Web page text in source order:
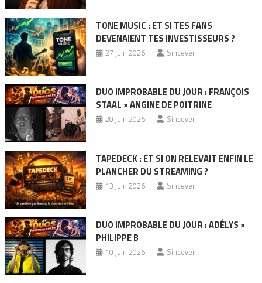
TONE MUSIC : ET SI TES FANS
DEVENAIENT TES INVESTISSEURS ?
27 juin 2026 Sincever
DUO IMPROBABLE DU JOUR : FRANÇOIS
STAAL × ANGINE DE POITRINE
20 juin 2026 Sincever
TAPEDECK : ET SI ON RELEVAIT ENFIN LE
PLANCHER DU STREAMING ?
13 juin 2026 Sincever
DUO IMPROBABLE DU JOUR : ADÉLYS ×
PHILIPPE B
10 juin 2026 Sincever